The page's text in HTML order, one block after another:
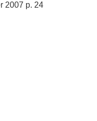
2007 p. 24